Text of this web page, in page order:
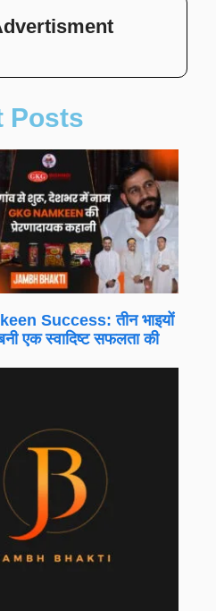
Posts
Success: तीन भाइयों
एक स्वादिष्ट सफलता की